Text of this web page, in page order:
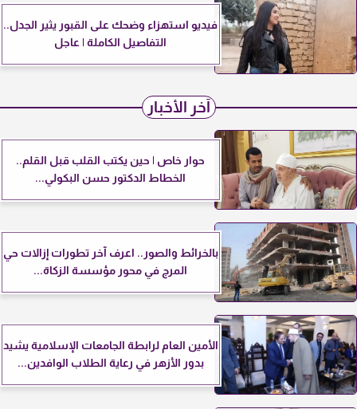
فيديو استهزاء وضحك على القبور يثير الجدل..
التفاصيل الكاملة | عاجل
آخر الأخبار
حوار خاص | حين يكتب القلب قبل القلم..
الخطاط الدكتور حسن البكولي...
بالخرائط والصور.. اعرف آخر تطورات إزالات حي
المرج في محور مؤسسة الزكاة...
الأمين العام لرابطة الجامعات الإسلامية يشيد
بدور الأزهر في رعاية الطلاب الوافدين...